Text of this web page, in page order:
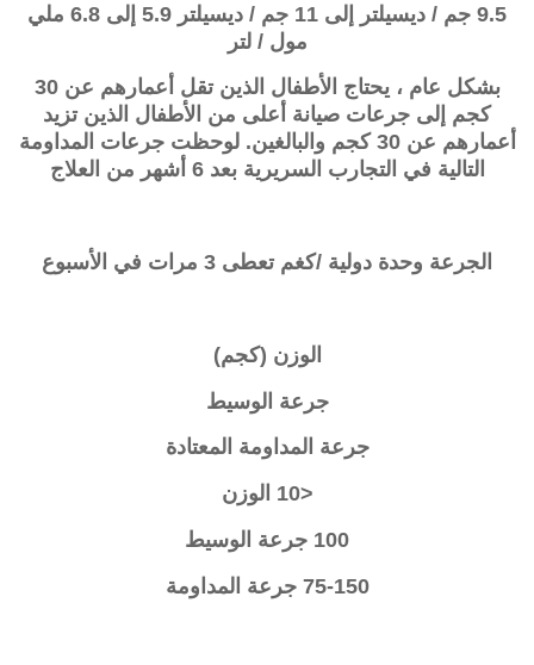
9.5 جم / ديسيلتر إلى 11 جم / ديسيلتر 5.9 إلى 6.8 ملي
مول / لتر
بشكل عام ، يحتاج الأطفال الذين تقل أعمارهم عن 30
كجم إلى جرعات صيانة أعلى من الأطفال الذين تزيد
أعمارهم عن 30 كجم والبالغين. لوحظت جرعات المداومة
التالية في التجارب السريرية بعد 6 أشهر من العلاج
الجرعة وحدة دولية /كغم تعطى 3 مرات في الأسبوع
الوزن (كجم)
جرعة الوسيط
جرعة المداومة المعتادة
<10 الوزن
100 جرعة الوسيط
75-150 جرعة المداومة